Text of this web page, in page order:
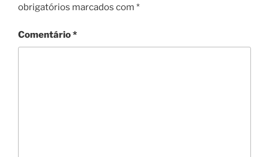
obrigatórios marcados com *
Comentário*